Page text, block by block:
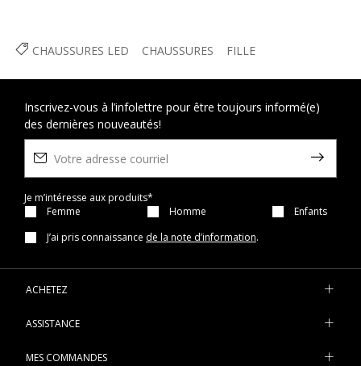
CHAUSSURES LED CHAUSSURES FILLE
Inscrivez-vous à l’infolettre pour être toujours informé(e)
des dernières nouveautés!
Je m’intéresse aux produits*
Femme
Homme
Enfants
J’ai pris connaissance de la note d’information.
ACHETEZ
ASSISTANCE
MES COMMANDES